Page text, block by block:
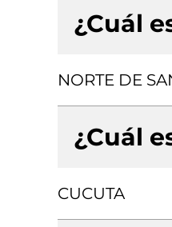
¿Cuál
NORTE DE
¿Cuál
CUCUTA